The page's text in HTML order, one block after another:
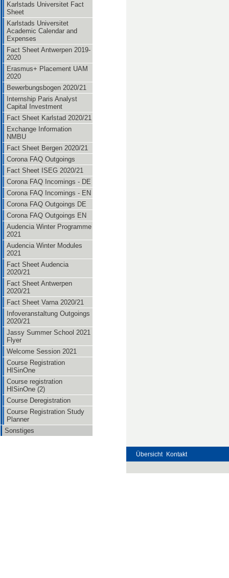
Karlstads Universitet Fact
Sheet
Karlstads Universitet
Academic Calendar and
Expenses
Fact Sheet Antwerpen 2019-
2020
Erasmus+ Placement UAM
2020
Bewerbungsbogen 2020/21
Internship Paris Analyst
Capital Investment
Fact Sheet Karlstad 2020/21
Exchange Information
NMBU
Fact Sheet Bergen 2020/21
Corona FAQ Outgoings
Fact Sheet ISEG 2020/21
Corona FAQ Incomings - DE
Corona FAQ Incomings - EN
Corona FAQ Outgoings DE
Corona FAQ Outgoings EN
Audencia Winter Programme
2021
Audencia Winter Modules
2021
Fact Sheet Audencia
2020/21
Fact Sheet Antwerpen
2020/21
Fact Sheet Varna 2020/21
Infoveranstaltung Outgoings
2020/21
Jassy Summer School 2021
Flyer
Welcome Session 2021
Course Registration
HISinOne
Course registration
HISinOne (2)
Course Deregistration
Course Registration Study
Planner
Sonstiges
Übersicht Kontakt